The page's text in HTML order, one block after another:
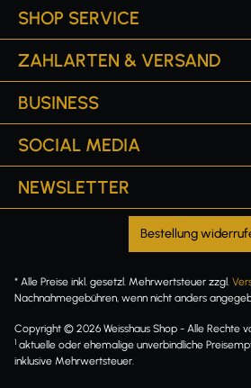
SHOP SERVICE
ZAHLARTEN & VERSAND
BUSINESS
SOCIAL MEDIA
NEWSLETTER
Bestellung
* Alle Preise inkl. gesetzl. Mehrwertsteuer zzgl.
Nachnahmegebühren, wenn nicht anders
Copyright © 2026 Weisshaus Shop - Alle Rechte
1 aktuelle oder ehemalige unverbindliche
inklusive Mehrwertsteuer.